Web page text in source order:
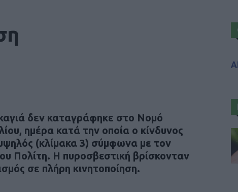
δεν καταγράφηκε στο Νομό
ημέρα κατά την οποία ο κίνδυνος
(κλίμακα 3) σύμφωνα με τον
Πολίτη. Η πυροσβεστική βρίσκονταν
σε πλήρη κινητοποίηση.